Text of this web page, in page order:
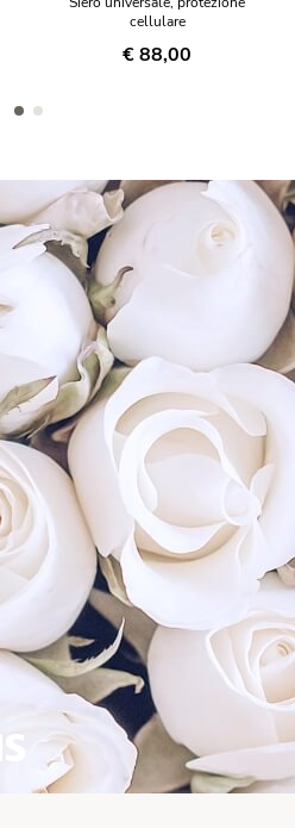
cellulare
€ 88,00